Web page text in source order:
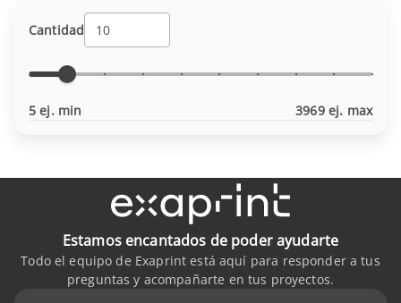
Cantidad
5 ej. min 3969 ej. max
Estamos encantados de poder ayudarte
Todo el equipo de Exaprint está aquí para responder a tus
preguntas y acompañarte en tus proyectos.